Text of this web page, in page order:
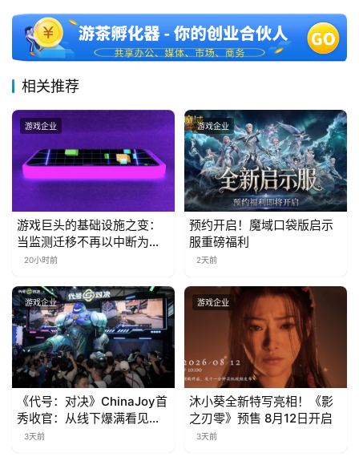
5
第
届
金
茶
7
月
0
日
游
茶
对
相关推荐
游戏企业
游戏巨头的基础设施之变：
当监测迁移不再以中断为代
价20小时前
游戏企业
预约开启！魔域口袋版启示
服重磅福利
2天前
游戏企业
《代号：对决》ChinaJoy首
秀收官：从线下爆满看见玩
家的真实期待
3天前
游戏企业
沐小葵全新特写亮相！《影
之刃零》预售 8月12日开启
3天前